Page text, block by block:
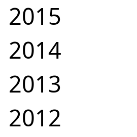
2015
2014
2013
2012